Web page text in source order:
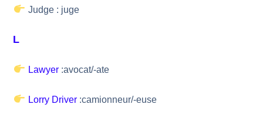
Judge : juge
L
Lawyer :avocat/-ate
Lorry Driver :camionneur/-euse